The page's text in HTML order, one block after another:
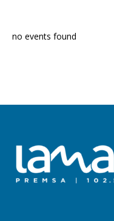
no events found